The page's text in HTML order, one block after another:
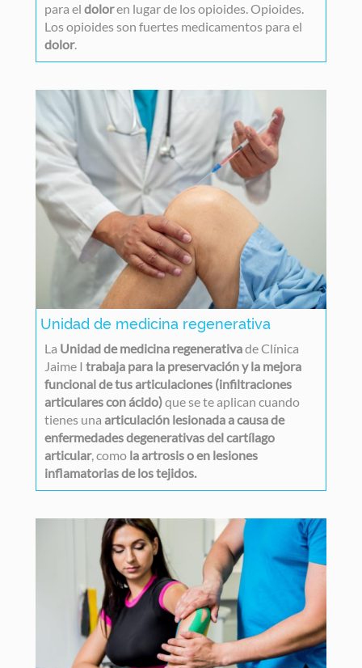
para el doloren lugar de los opioides. Opioides.
Los opioides son fuertes medicamentos para el
dolor.
Unidad de medicina regenerativa
La Unidad de medicina regenerativade Clínica
Jaime I trabaja para la preservación y la mejora
funcional de tus articulaciones (infiltraciones
articulares con ácido)que se te aplican cuando
tienes una articulación lesionada a causa de
enfermedades degenerativas del cartílago
articular, como la artrosis o en lesiones
inflamatorias de los tejidos.